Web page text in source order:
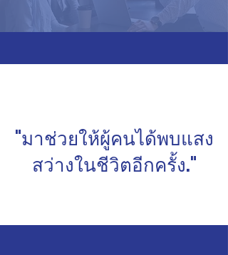
"มาช่วยให้ผู้คนได้พบแสง
สว่างในชีวิตอีกครั้ง."